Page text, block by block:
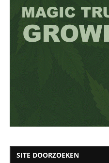
SITE DOORZOEKEN